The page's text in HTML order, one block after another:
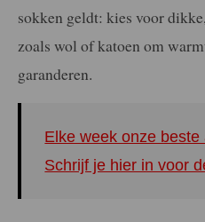
sokken geldt: kies voor
zoals wol of katoen om
garanderen.
Elke week onze
Schrijf je hier in voor